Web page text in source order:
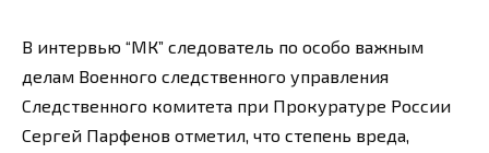
В интервью “МК” следователь по особо важным
делам Военного следственного управления
Следственного комитета при Прокуратуре России
Сергей Парфенов отметил, что степень вреда,